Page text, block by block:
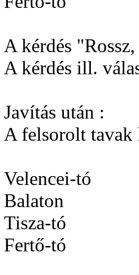
A kérdés
A kérdés ill.
Javítás után :
A felsorolt tavak
Velencei-tó
Balaton
Tisza-tó
Fertő-tó